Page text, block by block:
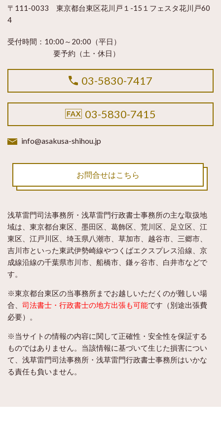
〒111-0033 東京都台東区花川戸１-15１フェスタ花川戸60
4
受付時間： 10:00～20:00（平日）
要予約（土・休日）
03-5830-7417
03-5830-7415
info@asakusa-shihou.jp
お問合せはこちら
浅草雷門司法事務所・浅草雷門行政書士事務所の主な取扱地
域は、東京都台東区、墨田区、葛飾区、荒川区、足立区、江
東区、江戸川区、埼玉県八潮市、草加市、越谷市、三郷市、
吉川市といった東武伊勢崎線やつくばエクスプレス沿線、京
成線沿線の千葉県市川市、船橋市、鎌ヶ谷市、白井市などで
す。
※東京都台東区の当事務所までお越しいただくのが難しい場
合、 司法書士・行政書士の地方出張も可能です（別途出張費
必要）。
※当サイトの情報の内容に関して正確性・安全性を保証する
ものではありません。当該情報に基づいて生じた損害につい
て、浅草雷門司法事務所・浅草雷門行政書士事務所はいかな
る責任も負いません。